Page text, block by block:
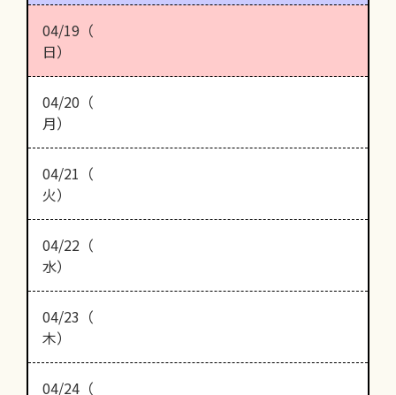
04/19（
日）
04/20（
月）
04/21（
火）
04/22（
水）
04/23（
木）
04/24（